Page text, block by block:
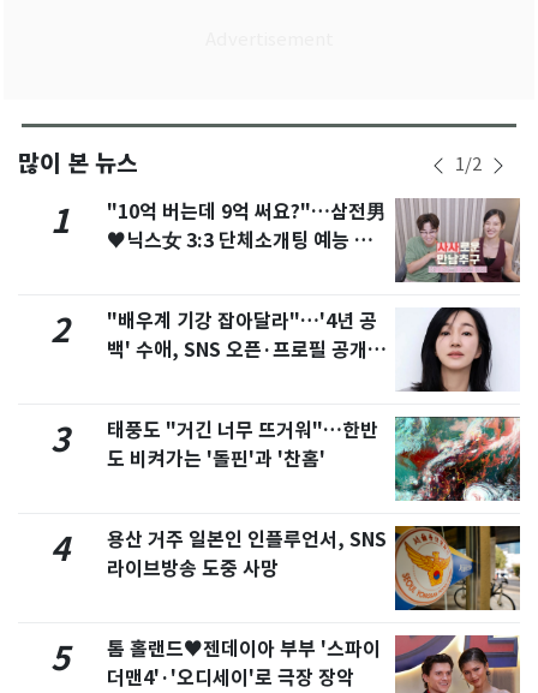
많이 본 뉴스 1/2
1
"10억 버는데 9억 써요?"…삼전男
♥닉스女 3:3 단체소개팅 예능 화
2
"배우계 기강 잡아달라"…'4년 공
백' 수애, SNS 오픈·프로필 공개
3
태풍도 "거긴 너무 뜨거워"…한반
도 비켜가는 '돌핀'과 '찬홈'
4
용산 거주 일본인 인플루언서, SNS
라이브방송 도중 사망
5
톰 홀랜드♥젠데이아 부부 '스파이
더맨4'·'오디세이'로 극장 장악